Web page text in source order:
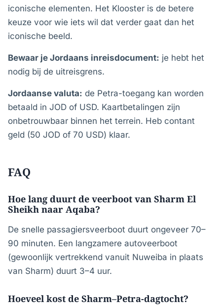
iconische elementen. Het Klooster is de betere
keuze voor wie iets wil dat verder gaat dan het
iconische beeld.
Bewaar je Jordaans inreisdocument: je hebt het
nodig bij de uitreisgrens.
Jordaanse valuta: de Petra-toegang kan worden
betaald in JOD of USD. Kaartbetalingen zijn
onbetrouwbaar binnen het terrein. Heb contant
geld (50 JOD of 70 USD) klaar.
FAQ
Hoe lang duurt de veerboot van Sharm El
Sheikh naar Aqaba?
De snelle passagiersveerboot duurt ongeveer 70–
90 minuten. Een langzamere autoveerboot
(gewoonlijk vertrekkend vanuit Nuweiba in plaats
van Sharm) duurt 3–4 uur.
Hoeveel kost de Sharm–Petra-dagtocht?